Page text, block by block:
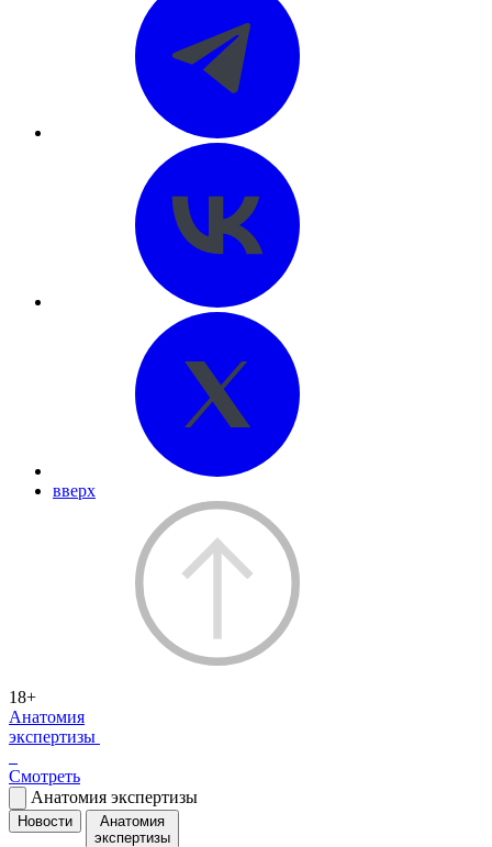
вверх
18+
Анатомия
экспертизы
Смотреть
Анатомия экспертизы
Новости
Анатомия
экспертизы